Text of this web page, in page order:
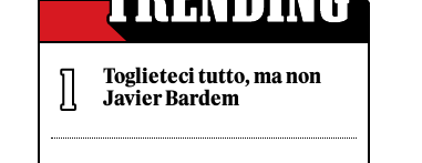
Toglieteci tutto, ma non
Javier Bardem